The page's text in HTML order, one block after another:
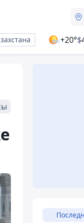
+20°$